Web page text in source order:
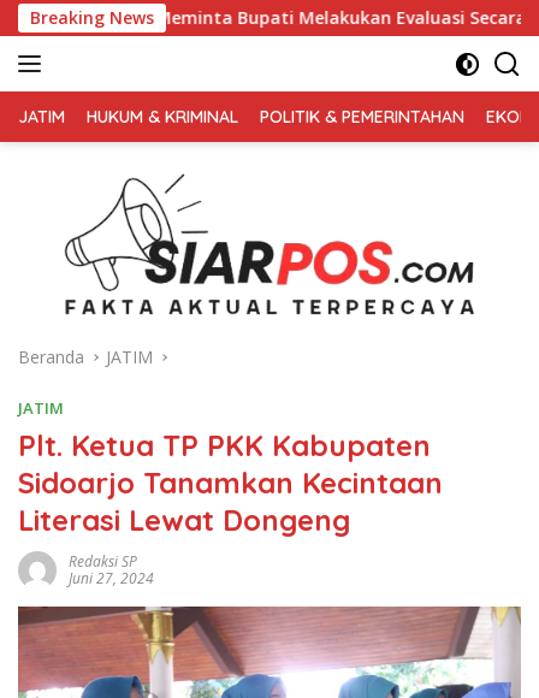
Langsung
ke
konten
Breaking News
Bupati Melakukan Evaluasi Secara Menyeluruh
TERPERCAYA
JATIM HUKUM & KRIMINAL POLITIK & PEMERINTAHAN
Beranda JATIM
JATIM
Plt. Ketua TP PKK Kabupaten
Sidoarjo Tanamkan Kecintaan
Literasi Lewat Dongeng
Redaksi SP
Juni 27, 2024